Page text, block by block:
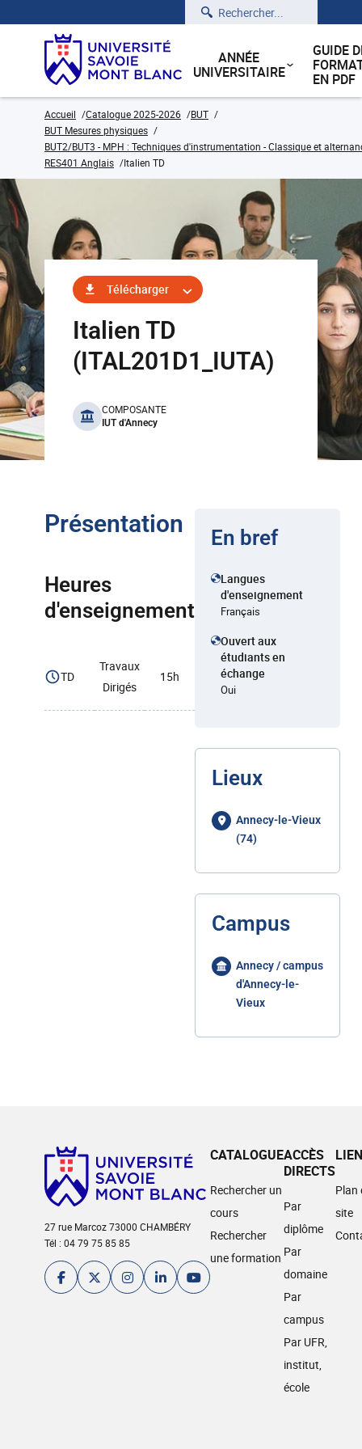
Rechercher
ANNÉE
UNIVERSITAIRE
GUIDE
EN PDF
Accueil Catalogue 2025-2026
BUT
BUT Mesures physiques
BUT2/BUT3 - MPH : Techniques d'instrumentation - Classique et
RES401 Anglais
Italien TD
Télécharger
Italien TD
(ITAL201D1_IUTA)
benefits
COMPOSANTE
IUT d'Annecy
Présentation
Heures
d'enseignement
TD
Travaux
Dirigés
15h
En bref
Langues
d'enseignement
Français
Ouvert aux
étudiants en
échange
Oui
Lieux
Annecy-le-Vieux
(74)
Campus
Annecy / campus
d'Annecy-le-
Vieux
27 rue Marcoz 73000 CHAMBÉRY
Tél : 04 79 75 85 85
CATALOGUE
Rechercher un
cours
Rechercher
une formation
ACCÈS
DIRECTS
Par
diplôme
Par
domaine
Par
campus
Par UFR,
institut,
école
Plan
site